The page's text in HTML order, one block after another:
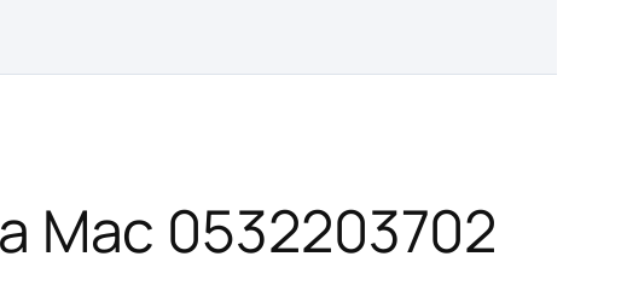
Mac 0532203702